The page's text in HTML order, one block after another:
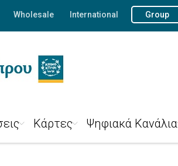
Wholesale International Group
Κάρτες Ψηφιακά Κανάλια